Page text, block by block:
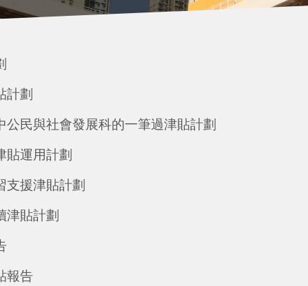
計劃
民與社會發展科的一筆過津貼計劃
貼運用計劃
支援津貼計劃
津貼計劃
報告